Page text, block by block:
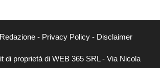
Redazione- Privacy Policy- Disclaimer
di proprietà di WEB 365 SRL - Via Nicola